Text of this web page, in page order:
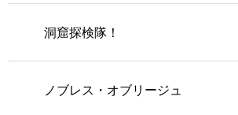
洞窟探検隊！
ノブレス・オブリージュ